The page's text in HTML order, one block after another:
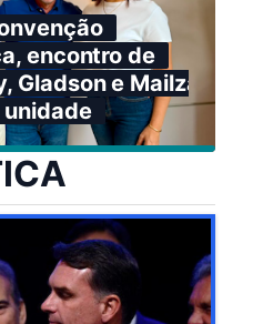
encontro de
Gladson e Mailza